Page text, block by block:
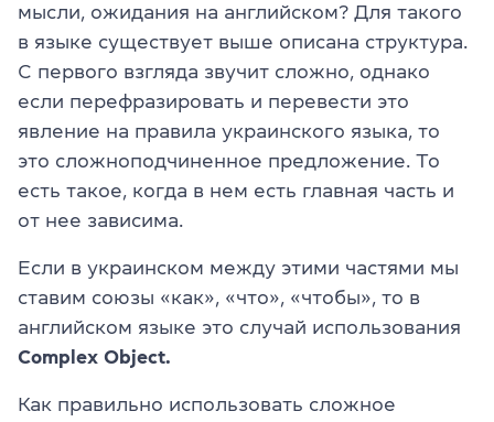
мысли, ожидания на английском? Для такого
в языке существует выше описана структура.
С первого взгляда звучит сложно, однако
если перефразировать и перевести это
явление на правила украинского языка, то
это сложноподчиненное предложение. То
есть такое, когда в нем есть главная часть и
от нее зависима.
Если в украинском между этими частями мы
ставим союзы «как», «что», «чтобы», то в
английском языке это случай использования
Complex Object.
Как правильно использовать сложное